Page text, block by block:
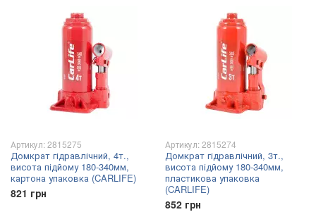
Артикул: 2815275
Домкрат гідравлічний, 4т.,
висота підйому 180-340мм,
картона упаковка (CARLIFE)
821 грн
Артикул: 2815274
Домкрат гідравлічний, 3т.,
висота підйому 180-340мм,
пластикова упаковка
(CARLIFE)
852 грн